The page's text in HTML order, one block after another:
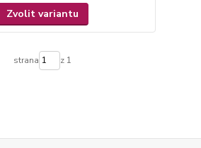
Zvolit variantu
strana z 1